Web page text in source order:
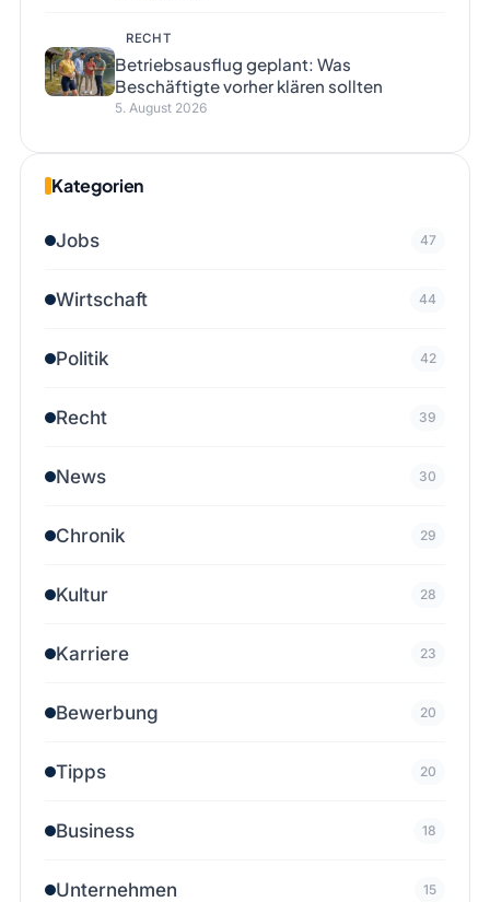
RECHT
Betriebsausflug geplant: Was
Beschäftigte vorher klären sollten
5. August 2026
Kategorien
Jobs 47
Wirtschaft 44
Politik 42
Recht 39
News 30
Chronik 29
Kultur 28
Karriere 23
Bewerbung 20
Tipps 20
Business 18
Unternehmen 15